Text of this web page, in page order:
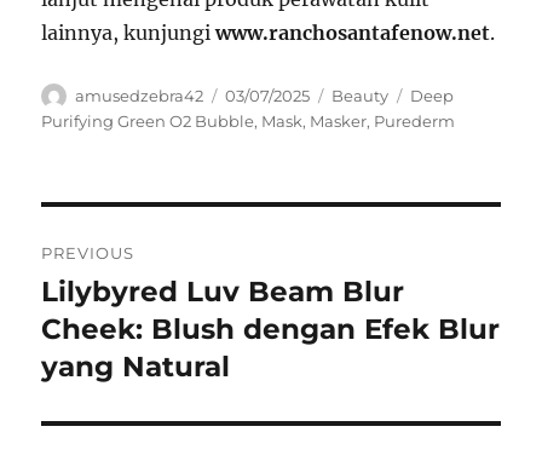
lainnya, kunjungiwww.ranchosantafenow.net.
Author
amusedzebra42
Posted
on
03/07/2025 Categories
Beauty Tags
Deep
Purifying Green O2 Bubble, Mask, Masker, Purederm
pos
PREVIOUS
Previous
post:
Lilybyred Luv Beam Blur
Cheek: Blush dengan Efek Blur
yang Natural